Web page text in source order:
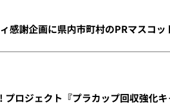
感謝企画に県内市町村のPRマスコッ
プロジェクト『プラカップ回収強化